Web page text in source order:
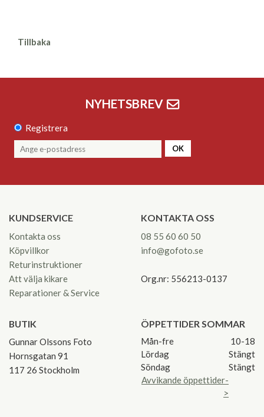
Tillbaka
NYHETSBREV
Registrera
OK
KUNDSERVICE
Kontakta oss
Köpvillkor
Returinstruktioner
Att välja kikare
Reparationer & Service
KONTAKTA OSS
08 55 60 60 50
info@gofoto.se
Org.nr: 556213-0137
BUTIK
Gunnar Olssons Foto
Hornsgatan 91
117 26 Stockholm
ÖPPETTIDER SOMMAR
Mån-fre
10-18
Lördag
Stängt
Söndag
Stängt
Avvikande öppettider-
>